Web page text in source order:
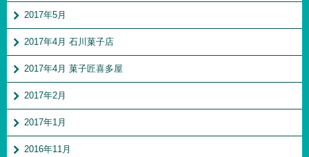
2017年5月
2017年4月 石川菓子店
2017年4月 菓子匠喜多屋
2017年2月
2017年1月
2016年11月